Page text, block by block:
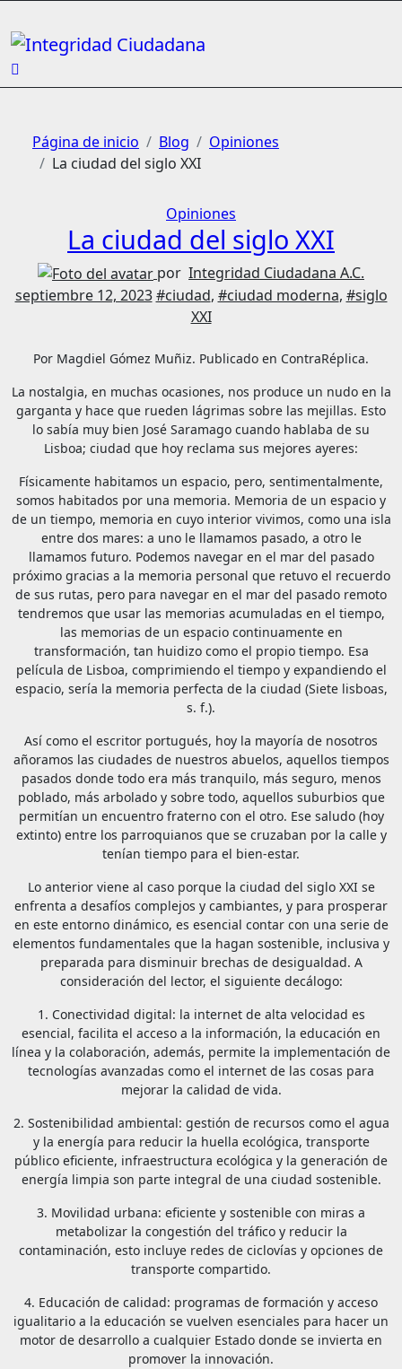
to
content
Página de inicio Blog
Opiniones
La ciudad del siglo XXI
Opiniones
La ciudad del siglo XXI
por Integridad Ciudadana A.C.
septiembre 12, 2023 #ciudad, #ciudad moderna, #siglo
XXI
Por Magdiel Gómez Muñiz. Publicado en ContraRéplica.
La nostalgia, en muchas ocasiones, nos produce un nudo en la
garganta y hace que rueden lágrimas sobre las mejillas. Esto
lo sabía muy bien José Saramago cuando hablaba de su
Lisboa; ciudad que hoy reclama sus mejores ayeres:
Físicamente habitamos un espacio, pero, sentimentalmente,
somos habitados por una memoria. Memoria de un espacio y
de un tiempo, memoria en cuyo interior vivimos, como una isla
entre dos mares: a uno le llamamos pasado, a otro le
llamamos futuro. Podemos navegar en el mar del pasado
próximo gracias a la memoria personal que retuvo el recuerdo
de sus rutas, pero para navegar en el mar del pasado remoto
tendremos que usar las memorias acumuladas en el tiempo,
las memorias de un espacio continuamente en
transformación, tan huidizo como el propio tiempo. Esa
película de Lisboa, comprimiendo el tiempo y expandiendo el
espacio, sería la memoria perfecta de la ciudad (Siete lisboas,
s. f.).
Así como el escritor portugués, hoy la mayoría de nosotros
añoramos las ciudades de nuestros abuelos, aquellos tiempos
pasados donde todo era más tranquilo, más seguro, menos
poblado, más arbolado y sobre todo, aquellos suburbios que
permitían un encuentro fraterno con el otro. Ese saludo (hoy
extinto) entre los parroquianos que se cruzaban por la calle y
tenían tiempo para el bien-estar.
Lo anterior viene al caso porque la ciudad del siglo XXI se
enfrenta a desafíos complejos y cambiantes, y para prosperar
en este entorno dinámico, es esencial contar con una serie de
elementos fundamentales que la hagan sostenible, inclusiva y
preparada para disminuir brechas de desigualdad. A
consideración del lector, el siguiente decálogo:
1. Conectividad digital: la internet de alta velocidad es
esencial, facilita el acceso a la información, la educación en
línea y la colaboración, además, permite la implementación de
tecnologías avanzadas como el internet de las cosas para
mejorar la calidad de vida.
2. Sostenibilidad ambiental: gestión de recursos como el agua
y la energía para reducir la huella ecológica, transporte
público eficiente, infraestructura ecológica y la generación de
energía limpia son parte integral de una ciudad sostenible.
3. Movilidad urbana: eficiente y sostenible con miras a
metabolizar la congestión del tráfico y reducir la
contaminación, esto incluye redes de ciclovías y opciones de
transporte compartido.
4. Educación de calidad: programas de formación y acceso
igualitario a la educación se vuelven esenciales para hacer un
motor de desarrollo a cualquier Estado donde se invierta en
promover la innovación.